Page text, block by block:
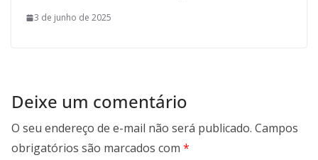
3 de junho de 2025
Deixe um comentário
O seu endereço de e-mail não será publicado. Campos
obrigatórios são marcados com *